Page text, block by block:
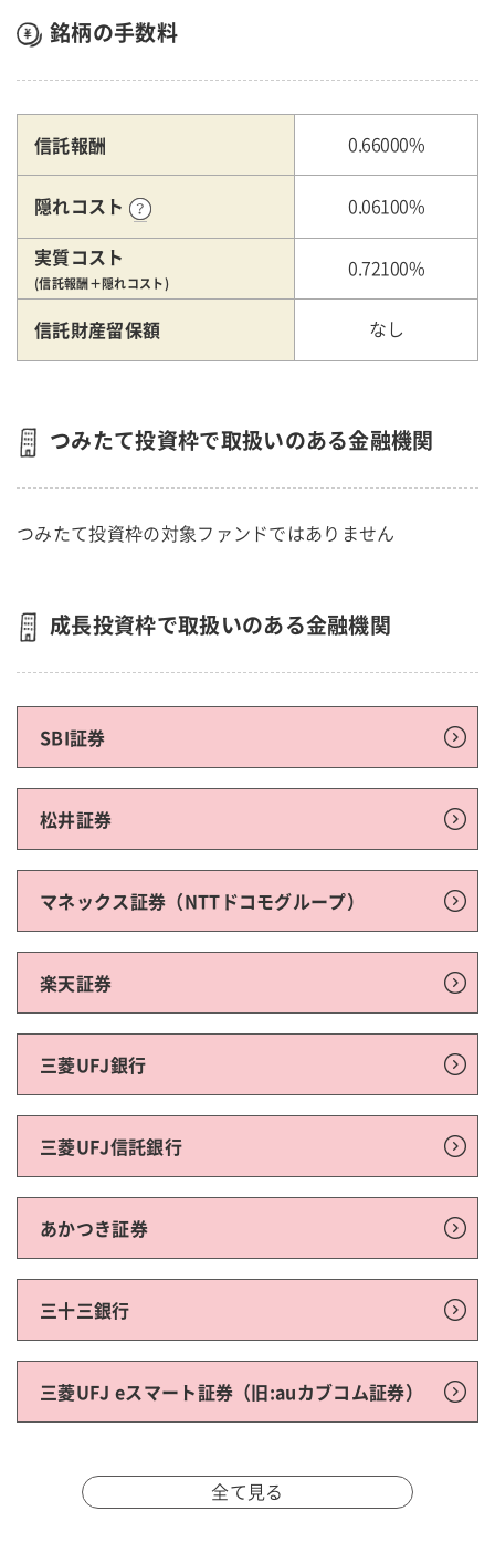
銘柄の手数料
信託報酬 0.66000%
隠れコスト 0.06100%
実質コスト
(信託報酬＋隠れコスト)
0.72100%
信託財産留保額 なし
つみたて投資枠で取扱いのある金融機関
つみたて投資枠の対象ファンドではありません
成長投資枠で取扱いのある金融機関
SBI証券
松井証券
マネックス証券（NTTドコモグループ）
楽天証券
三菱UFJ銀行
三菱UFJ信託銀行
あかつき証券
三十三銀行
三菱UFJ eスマート証券（旧:auカブコム証券）
全て見る